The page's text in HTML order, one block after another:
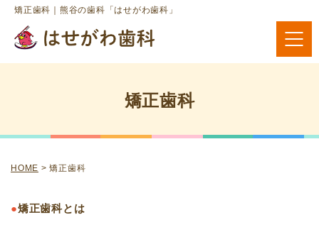
矯正歯科｜熊谷の歯科「はせがわ歯科」
矯正歯科
HOME >矯正歯科
●矯正歯科とは